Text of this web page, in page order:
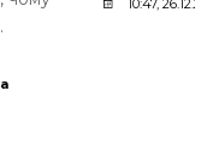
10:47,